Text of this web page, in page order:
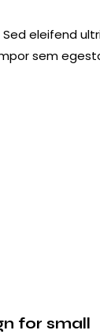
eleifend
sem
for small